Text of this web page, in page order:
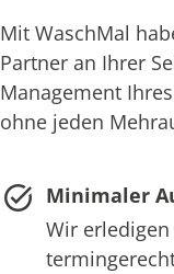
Mit WaschMal
Partner an Ihrer
Management
ohne jeden
Minimaler
Wir